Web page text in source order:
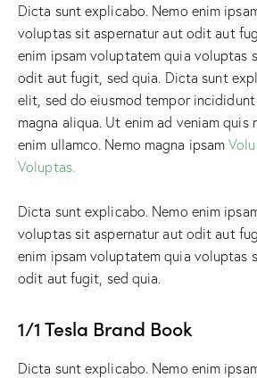
Dicta sunt explicabo. Nemo enim
voluptas sit aspernatur aut odit aut
enim ipsam voluptatem quia voluptas
odit aut fugit, sed quia. Dicta sunt
elit, sed do eiusmod tempor
magna aliqua. Ut enim ad veniam
enim ullamco. Nemo magna ipsam
Voluptas.
Dicta sunt explicabo. Nemo enim
voluptas sit aspernatur aut odit aut
enim ipsam voluptatem quia voluptas
odit aut fugit, sed quia.
1/1 Tesla Brand Book
Dicta sunt explicabo. Nemo enim